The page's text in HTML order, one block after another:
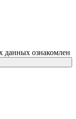
данных ознакомлен